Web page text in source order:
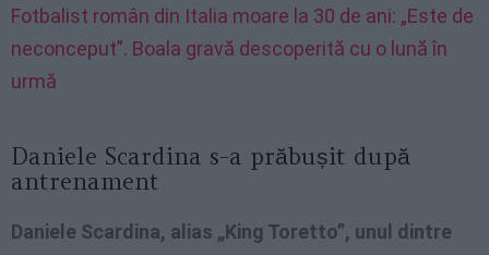
Fotbalist român din Italia moare la 30 de ani: „Este de
neconceput”. Boala gravă descoperită cu o lună în
urmă
Daniele Scardina s-a prăbușit după
antrenament
Daniele Scardina, alias „King Toretto”, unul dintre